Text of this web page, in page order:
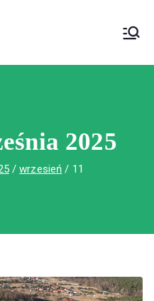
Specjalistyczny im.
Górze
2025
wrzesień 11